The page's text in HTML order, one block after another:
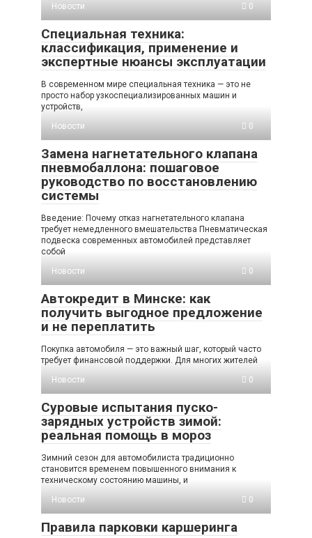
Новости
0
Специальная техника:
классификация, применение и
экспертные нюансы эксплуатации
В современном мире специальная техника — это не
просто набор узкоспециализированных машин и
устройств,
Новости
0
Замена нагнетательного клапана
пневмобаллона: пошаговое
руководство по восстановлению
системы
Введение: Почему отказ нагнетательного клапана
требует немедленного вмешательства Пневматическая
подвеска современных автомобилей представляет
собой
Новости
0
Автокредит в Минске: как
получить выгодное предложение
и не переплатить
Покупка автомобиля — это важный шаг, который часто
требует финансовой поддержки. Для многих жителей
Новости
0
Суровые испытания пуско-
зарядных устройств зимой:
реальная помощь в мороз
Зимний сезон для автомобилиста традиционно
становится временем повышенного внимания к
техническому состоянию машины, и
Новости
0
Правила парковки каршеринга